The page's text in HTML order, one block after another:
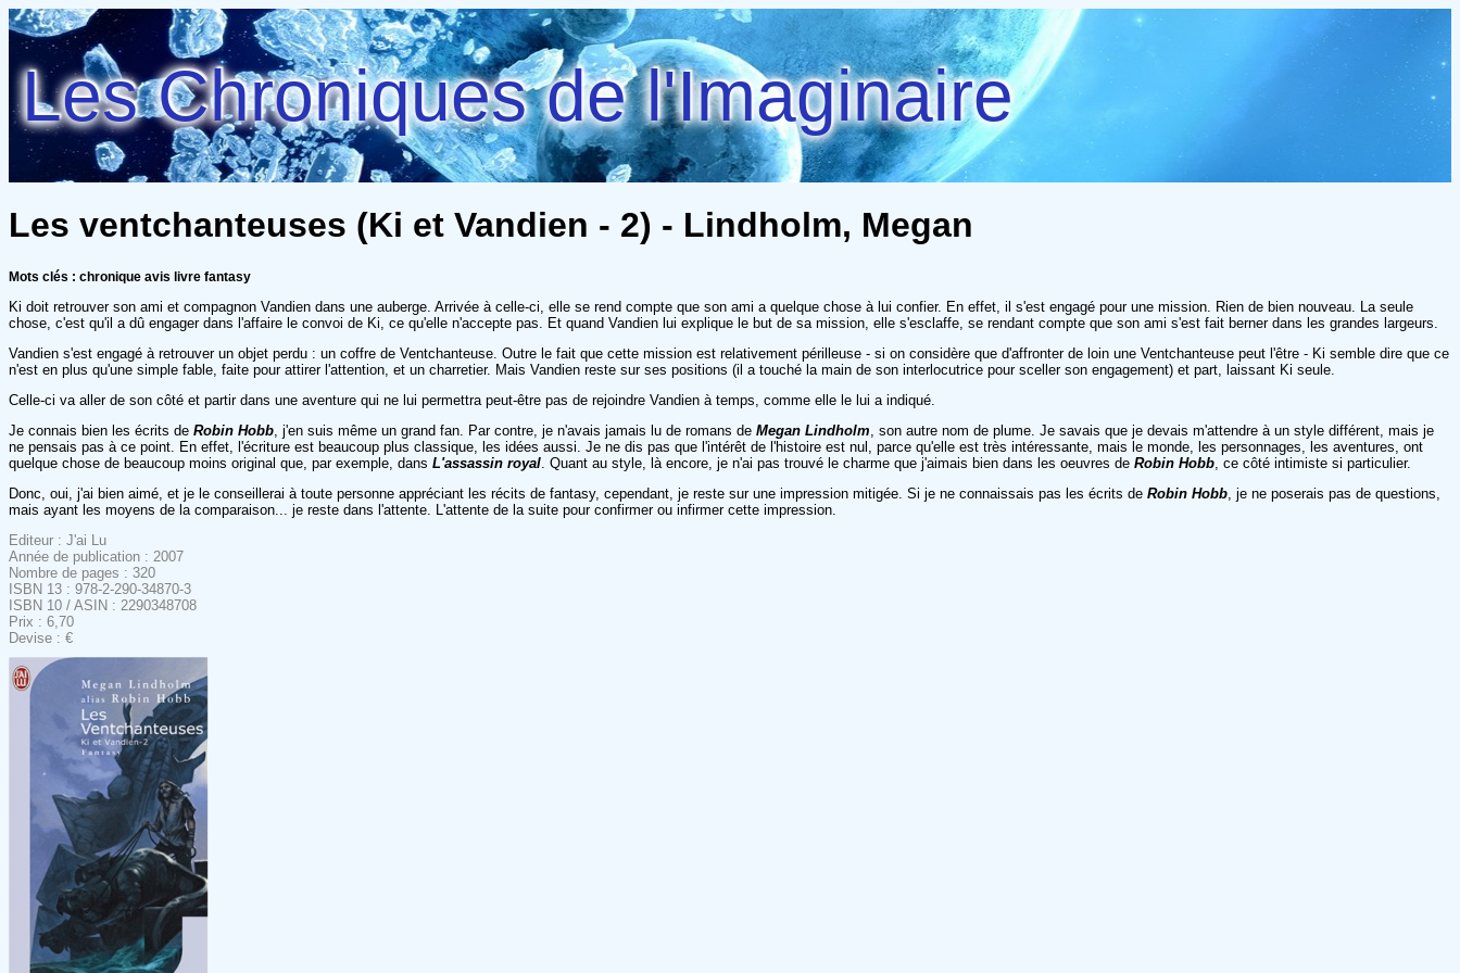
Les Chroniques de l'Imaginaire
Les ventchanteuses (Ki et Vandien - 2) - Lindholm, Megan
Mots clés : chronique avis livre fantasy
Ki doit retrouver son ami et compagnon Vandien dans une auberge. Arrivée à celle-ci, elle se rend compte que son ami a quelque chose à lui confier. En effet, il s'est engagé pour une mission. Rien de bien nouveau. La seule
chose, c'est qu'il a dû engager dans l'affaire le convoi de Ki, ce qu'elle n'accepte pas. Et quand Vandien lui explique le but de sa mission, elle s'esclaffe, se rendant compte que son ami s'est fait berner dans les grandes largeurs.
Vandien s'est engagé à retrouver un objet perdu : un coffre de Ventchanteuse. Outre le fait que cette mission est relativement périlleuse - si on considère que d'affronter de loin une Ventchanteuse peut l'être - Ki semble dire que ce
n'est en plus qu'une simple fable, faite pour attirer l'attention, et un charretier. Mais Vandien reste sur ses positions (il a touché la main de son interlocutrice pour sceller son engagement) et part, laissant Ki seule.
Celle-ci va aller de son côté et partir dans une aventure qui ne lui permettra peut-être pas de rejoindre Vandien à temps, comme elle le lui a indiqué.
Je connais bien les écrits de Robin Hobb , j'en suis même un grand fan. Par contre, je n'avais jamais lu de romans de Megan Lindholm , son autre nom de plume. Je savais que je devais m'attendre à un style différent, mais je
ne pensais pas à ce point. En effet, l'écriture est beaucoup plus classique, les idées aussi. Je ne dis pas que l'intérêt de l'histoire est nul, parce qu'elle est très intéressante, mais le monde, les personnages, les aventures, ont
quelque chose de beaucoup moins original que, par exemple, dans L'assassin royal . Quant au style, là encore, je n'ai pas trouvé le charme que j'aimais bien dans les oeuvres de Robin Hobb , ce côté intimiste si particulier.
Donc, oui, j'ai bien aimé, et je le conseillerai à toute personne appréciant les récits de fantasy, cependant, je reste sur une impression mitigée. Si je ne connaissais pas les écrits de Robin Hobb , je ne poserais pas de questions,
mais ayant les moyens de la comparaison... je reste dans l'attente. L'attente de la suite pour confirmer ou infirmer cette impression.
Editeur : J'ai Lu
Année de publication : 2007
Nombre de pages : 320
ISBN 13 : 978-2-290-34870-3
ISBN 10 / ASIN : 2290348708
Prix : 6,70
Devise : €